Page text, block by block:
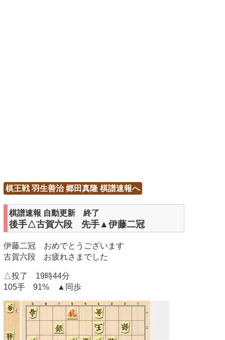
棋王戦 羽生善治 郷田真隆 棋譜速報へ
棋譜速報 自動更新 終了
後手△古賀六段 先手▲伊藤二冠
伊藤二冠 おめでとうございます
古賀六段 お疲れさまでした
△投了 19時44分
105手 91% ▲同歩